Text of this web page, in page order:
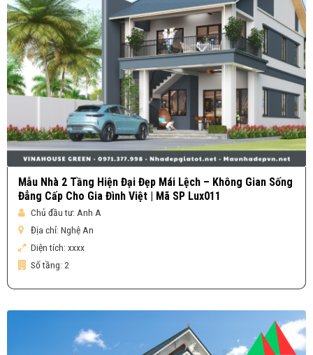
Mẫu Nhà 2 Tầng Hiện Đại Đẹp Mái Lệch – Không Gian Sống
Đẳng Cấp Cho Gia Đình Việt | Mã SP Lux011
Chủ đầu tư: Anh A
Địa chỉ: Nghệ An
Diện tích: xxxx
Số tầng: 2